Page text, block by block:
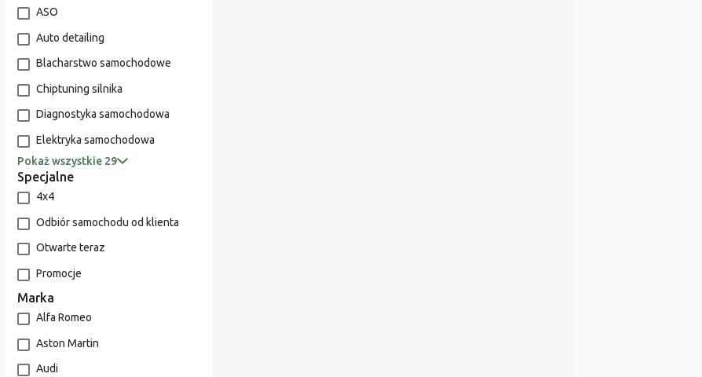
ASO
Auto detailing
Blacharstwo samochodowe
Chiptuning silnika
Diagnostyka samochodowa
Elektryka samochodowa
Pokaż wszystkie 29
Specjalne
4x4
Odbiór samochodu od klienta
Otwarte teraz
Promocje
Marka
Alfa Romeo
Aston Martin
Audi